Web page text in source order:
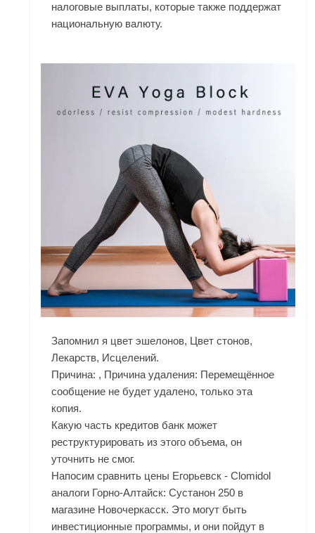
налоговые выплаты, которые также поддержат
национальную валюту.
Запомнил я цвет эшелонов, Цвет стонов,
Лекарств, Исцелений.
Причина: , Причина удаления: Перемещённое
сообщение не будет удалено, только эта
копия.
Какую часть кредитов банк может
реструктурировать из этого объема, он
уточнить не смог.
Напосим сравнить цены Егорьевск - Clomidol
аналоги Горно-Алтайск: Сустанон 250 в
магазине Новочеркасск. Это могут быть
инвестиционные программы, и они пойдут в